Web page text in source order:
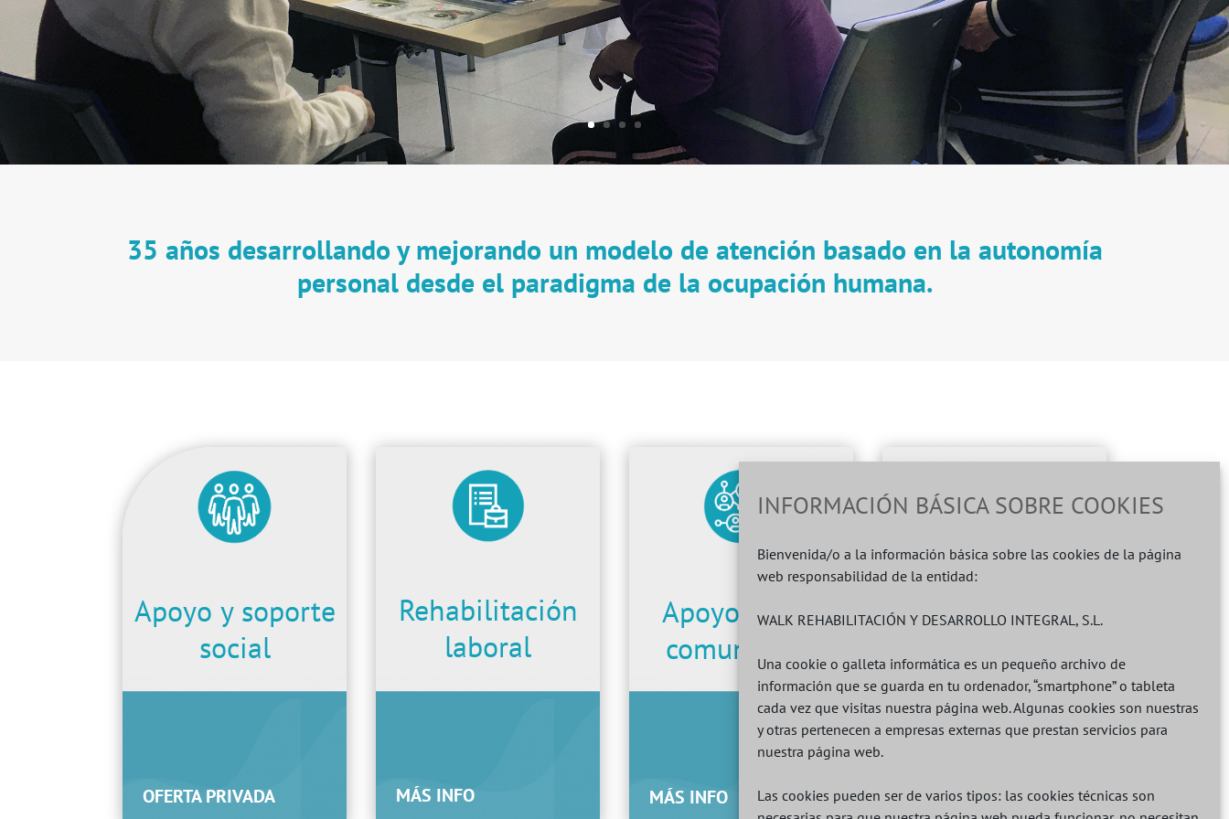
INFORMACIÓN BÁSICA SOBRE COOKIES
Bienvenida/o a la información básica sobre las cookies de la página
web responsabilidad de la entidad:
WALK REHABILITACIÓN Y DESARROLLO INTEGRAL, S.L.
Una cookie o galleta informática es un pequeño archivo de
información que se guarda en tu ordenador, “smartphone” o tableta
cada vez que visitas nuestra página web. Algunas cookies son nuestras
y otras pertenecen a empresas externas que prestan servicios para
nuestra página web.
Las cookies pueden ser de varios tipos: las cookies técnicas son
35 años desarrollando y mejorando un modelo de atención basado en la autonomía
personal desde el paradigma de la ocupación humana.
Apoyo y soporte
social
OFERTA PRIVADA
Rehabilitación
laboral
MÁS INFO
Apoyo social
comunitario
MÁS INFO
Soporte
OFERTA PRIVADA